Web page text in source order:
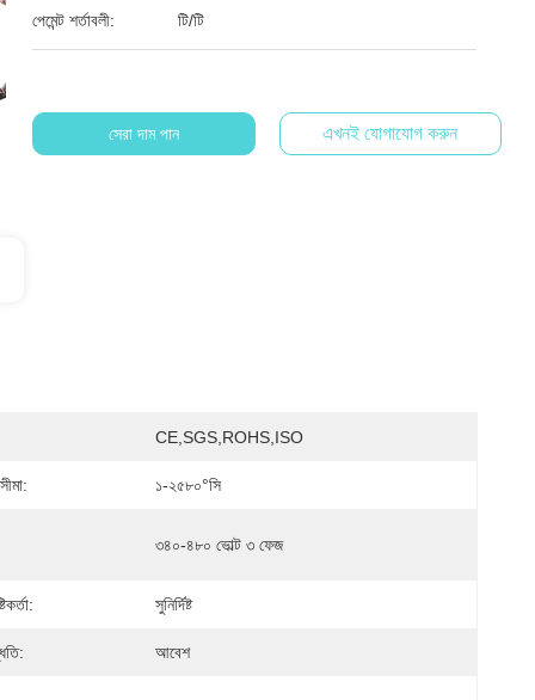
পেমেন্ট শর্তাবলী: টি/টি
সেরা দাম পান এখনই যোগাযোগ করুন
CE,SGS,ROHS,ISO
১-২৫৮০°সি
৩৪০-৪৮০ ভোল্ট ৩ ফেজ
সুনির্দিষ্ট
আবেশ